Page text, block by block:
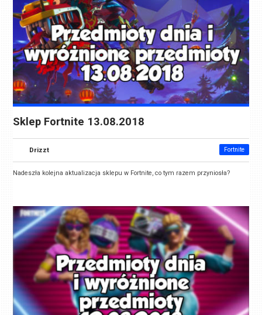
Sklep Fortnite 13.08.2018
Drizzt Fortnite
Nadeszła kolejna aktualizacja sklepu w Fortnite, co tym razem przyniosła?